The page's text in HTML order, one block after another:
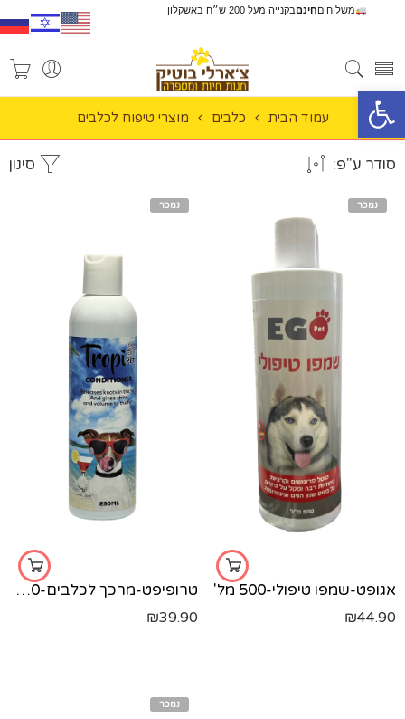
פתח סרגל נגישות
משלוחיםחינםבקנייה מעל 200 ש״ח באשקלון
עמוד הבית כלבים מוצרי טיפוח לכלבים
סינון סודר ע"פ:
נמכר
אגופט-שמפו טיפולי-500 מל'
₪44.90
נמכר
טרופיפט-מרכך לכלבים-250 מל'
₪39.90
נמכר